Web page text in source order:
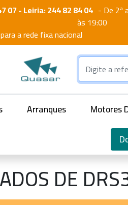
07 - Leiria: 244 82 84 04 - De 2ª
às 19:00
a rede fixa nacional
Arranques Motores
DE